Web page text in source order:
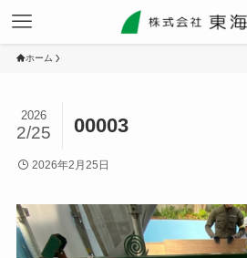
ホーム
00003
2026
2/25
2026年2月25日